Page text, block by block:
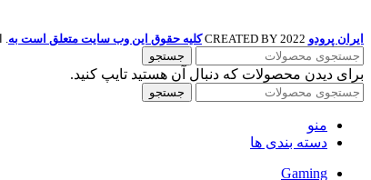
ایران پرودو 2022 CREATED BY کلیه حقوق این وب سایت متعلق است به.
جستجو
برای دیدن محصولات که دنبال آن هستید تایپ کنید.
جستجو
منو
دسته بندی ها
Gaming